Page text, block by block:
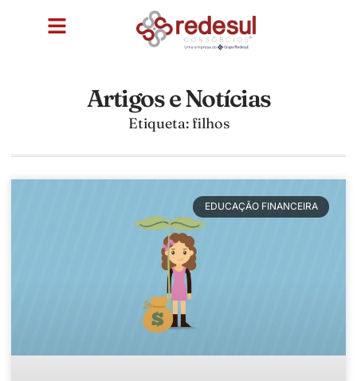
Artigos e Notícias
Etiqueta: filhos
EDUCAÇÃO FINANCEIRA